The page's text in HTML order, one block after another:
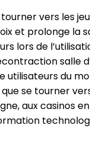
vers les
et prolonge la
lors de
salle
utilisateurs du
se tourner
aux casinos